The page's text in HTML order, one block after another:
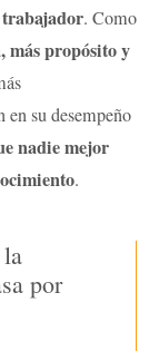
. Como
más propósito y
su desempeño
nadie mejor
.
por